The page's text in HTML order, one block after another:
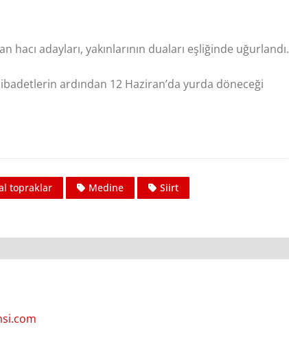
adayları, yakınlarının duaları eşliğinde uğurlandı.
ardından 12 Haziran’da yurda döneceği
topraklar Medine
Siirt